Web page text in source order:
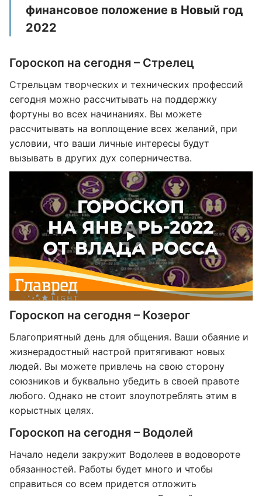
финансовое положение в Новый год
2022
Гороскоп на сегодня – Стрелец
Стрельцам творческих и технических профессий
сегодня можно рассчитывать на поддержку
фортуны во всех начинаниях. Вы можете
рассчитывать на воплощение всех желаний, при
условии, что ваши личные интересы будут
вызывать в других дух соперничества.
Гороскоп на сегодня – Козерог
Благоприятный день для общения. Ваши обаяние и
жизнерадостный настрой притягивают новых
людей. Вы можете привлечь на свою сторону
союзников и буквально убедить в своей правоте
любого. Однако не стоит злоупотреблять этим в
корыстных целях.
Гороскоп на сегодня – Водолей
Начало недели закружит Водолеев в водовороте
обязанностей. Работы будет много и чтобы
справиться со всем придется отложить